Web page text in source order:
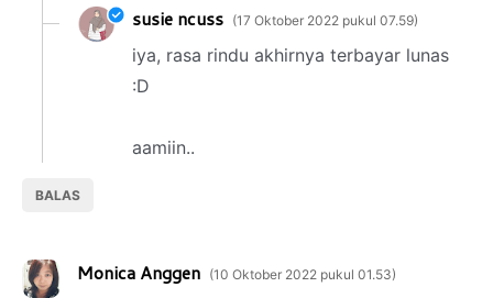
BALAS
susie ncuss 17 Oktober 2022 pukul 07.59
iya, rasa rindu akhirnya terbayar lunas
:D
aamiin..
Monica Anggen 10 Oktober 2022 pukul 01.53